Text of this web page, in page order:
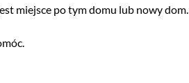
miejsce po tym domu lub nowy dom.